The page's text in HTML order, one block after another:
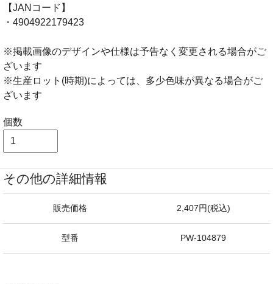
【JANコード】
・4904922179423
※掲載画像のデザインや仕様は予告なく変更される場合がご
ざいます
※生産ロット(時期)によっては、多少色味が異なる場合がご
ざいます
個数
その他の詳細情報
販売価格 2,407円(税込)
型番 PW-104879